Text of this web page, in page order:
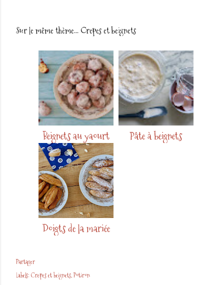
Sur le même thème... Crepes et beignets
Beignets au yaourt Pâte à beignets
Doigts de la mariée
Partager
Labels: Crepes et beignets Potiron